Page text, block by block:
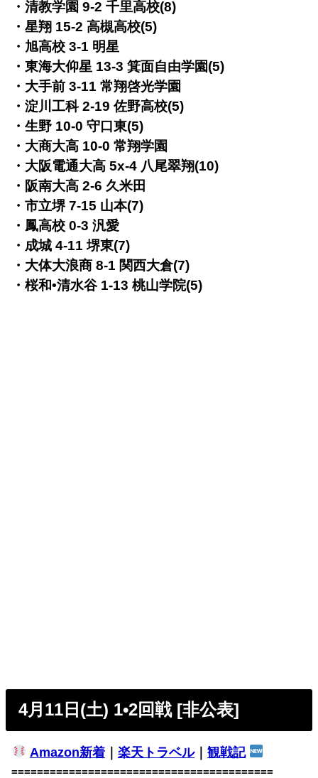
・清教学園 9-2 千里高校(8)
・星翔 15-2 高槻高校(5)
・旭高校 3-1 明星
・東海大仰星 13-3 箕面自由学園(5)
・大手前 3-11 常翔啓光学園
・淀川工科 2-19 佐野高校(5)
・生野 10-0 守口東(5)
・大商大高 10-0 常翔学園
・大阪電通大高 5x-4 八尾翠翔(10)
・阪南大高 2-6 久米田
・市立堺 7-15 山本(7)
・鳳高校 0-3 汎愛
・成城 4-11 堺東(7)
・大体大浪商 8-1 関西大倉(7)
・桜和•清水谷 1-13 桃山学院(5)
4月11日(土) 1•2回戦 [非公表]
Amazon新着｜ 楽天トラベル｜ 観戦記
=========================================